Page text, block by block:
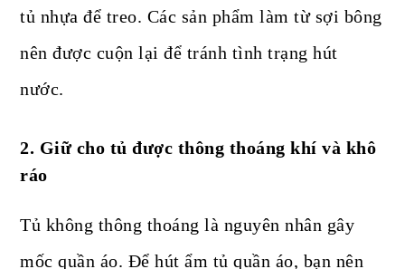
tủ nhựa để treo. Các sản phẩm làm từ sợi bông
nên được cuộn lại để tránh tình trạng hút
nước.
2. Giữ cho tủ được thông thoáng khí và khô
ráo
Tủ không thông thoáng là nguyên nhân gây
mốc quần áo. Để hút ẩm tủ quần áo, bạn nên